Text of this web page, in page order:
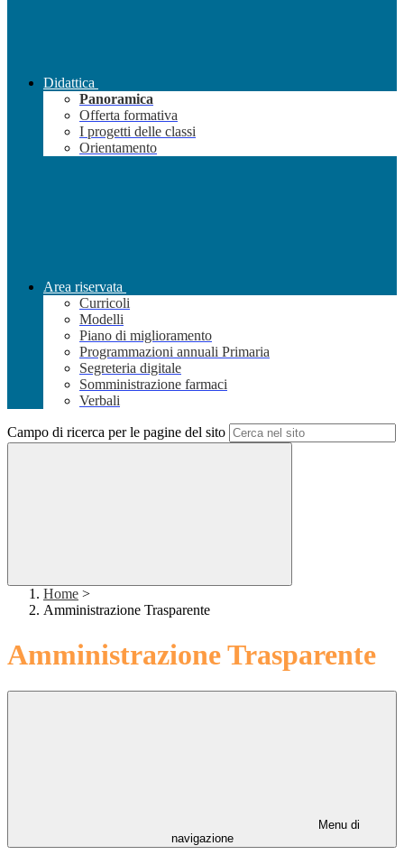
Didattica
Panoramica
Offerta formativa
I progetti delle classi
Orientamento
Area riservata
Curricoli
Modelli
Piano di miglioramento
Programmazioni annuali Primaria
Segreteria digitale
Somministrazione farmaci
Verbali
Campo di ricerca per le pagine del sito
Home >
Amministrazione Trasparente
Amministrazione Trasparente
Menu di
navigazione